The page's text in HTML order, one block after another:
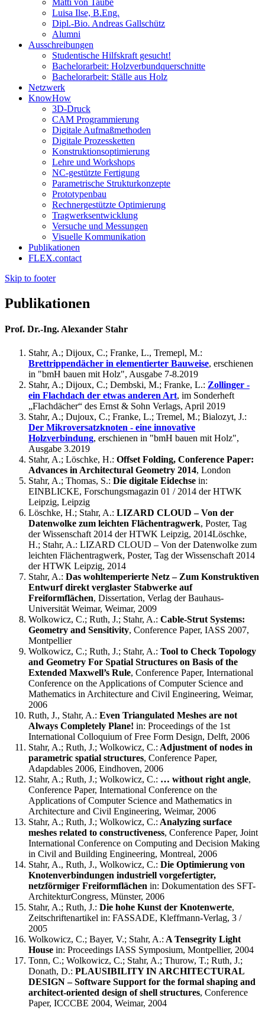
Matti von Taube
Luisa Ilse, B.Eng.
Dipl.-Bio. Andreas Gallschütz
Alumni
Ausschreibungen
Studentische Hilfskraft gesucht!
Bachelorarbeit: Holzverbundquerschnitte
Bachelorarbeit: Ställe aus Holz
Netzwerk
KnowHow
3D-Druck
CAM Programmierung
Digitale Aufmaßmethoden
Digitale Prozessketten
Konstruktionsoptimierung
Lehre und Workshops
NC-gestützte Fertigung
Parametrische Strukturkonzepte
Prototypenbau
Rechnergestützte Optimierung
Tragwerksentwicklung
Versuche und Messungen
Visuelle Kommunikation
Publikationen
FLEX.contact
Skip to footer
Publikationen
Prof. Dr.-Ing. Alexander Stahr
Stahr, A.; Dijoux, C.; Franke, L., Tremepl, M.:
Brettrippendächer in elementierter Bauweise, erschienen
in "bmH bauen mit Holz", Ausgabe 7-8.2019
Stahr, A.; Dijoux, C.; Dembski, M.; Franke, L.: Zollinger -
ein Flachdach der etwas anderen Art, im Sonderheft
„Flachdächer“ des Ernst & Sohn Verlags, April 2019
Stahr, A.; Dujoux, C.; Franke, L.; Tremel, M.; Bialozyt, J.:
Der Mikroversatzknoten - eine innovative
Holzverbindung, erschienen in "bmH bauen mit Holz",
Ausgabe 3.2019
Stahr, A.; Löschke, H.: Offset Folding, Conference Paper:
Advances in Architectural Geometry 2014, London
Stahr, A.; Thomas, S.: Die digitale Eidechse in:
EINBLICKE, Forschungsmagazin 01 / 2014 der HTWK
Leipzig, Leipzig
Löschke, H.; Stahr, A.: LIZARD CLOUD – Von der
Datenwolke zum leichten Flächentragwerk, Poster, Tag
der Wissenschaft 2014 der HTWK Leipzig, 2014Löschke,
H.; Stahr, A.: LIZARD CLOUD – Von der Datenwolke zum
leichten Flächentragwerk, Poster, Tag der Wissenschaft 2014
der HTWK Leipzig, 2014
Stahr, A.: Das wohltemperierte Netz – Zum Konstruktiven
Entwurf direkt verglaster Stabwerke auf
Freiformflächen, Dissertation, Verlag der Bauhaus-
Universität Weimar, Weimar, 2009
Wolkowicz, C.; Ruth, J.; Stahr, A.: Cable-Strut Systems:
Geometry and Sensitivity, Conference Paper, IASS 2007,
Montpellier
Wolkowicz, C.; Ruth, J.; Stahr, A.: Tool to Check Topology
and Geometry For Spatial Structures on Basis of the
Extended Maxwell’s Rule, Conference Paper, International
Conference on the Applications of Computer Science and
Mathematics in Architecture and Civil Engineering, Weimar,
2006
Ruth, J., Stahr, A.: Even Triangulated Meshes are not
Always Completely Plane! in: Proceedings of the 1st
International Colloquium of Free Form Design, Delft, 2006
Stahr, A.; Ruth, J.; Wolkowicz, C.: Adjustment of nodes in
parametric spatial structures, Conference Paper,
Adapdables 2006, Eindhoven, 2006
Stahr, A.; Ruth, J.; Wolkowicz, C.: … without right angle,
Conference Paper, International Conference on the
Applications of Computer Science and Mathematics in
Architecture and Civil Engineering, Weimar, 2006
Stahr, A.; Ruth, J.; Wolkowicz, C.: Analyzing surface
meshes related to constructiveness, Conference Paper, Joint
International Conference on Computing and Decision Making
in Civil and Building Engineering, Montreal, 2006
Stahr, A., Ruth, J., Wolkowicz, C.: Die Optimierung von
Knotenverbindungen industriell vorgefertigter,
netzförmiger Freiformflächen in: Dokumentation des SFT-
ArchitekturCongress, Münster, 2006
Stahr, A.; Ruth, J.: Die hohe Kunst der Knotenwerte,
Zeitschriftenartikel in: FASSADE, Kleffmann-Verlag, 3 /
2005
Wolkowicz, C.; Bayer, V.; Stahr, A.: A Tensegrity Light
House in: Proceedings IASS Symposium, Montpellier, 2004
Tonn, C.; Wolkowicz, C.; Stahr, A.; Thurow, T.; Ruth, J.;
Donath, D.: PLAUSIBILITY IN ARCHITECTURAL
DESIGN – Software Support for the formal shaping and
architect-oriented design of shell structures, Conference
Paper, ICCCBE 2004, Weimar, 2004